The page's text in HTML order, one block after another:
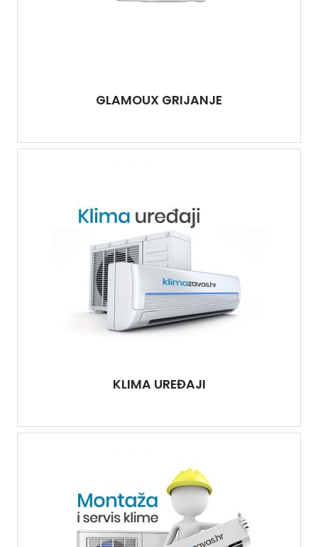
GLAMOUX GRIJANJE
KLIMA UREĐAJI